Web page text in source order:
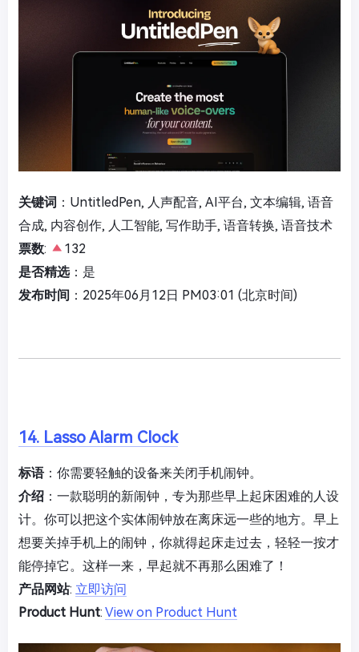
关键词 ：UntitledPen, 人声配音, AI平台, 文本编辑, 语音
合成, 内容创作, 人工智能, 写作助手, 语音转换, 语音技术
票数:
132
是否精选：是
发布时间 ：2025年06月12日 PM03:01 (北京时间)
14. Lasso Alarm Clock
标语：你需要轻触的设备来关闭手机闹钟。
介绍 ：一款聪明的新闹钟，专为那些早上起床困难的人设
计。你可以把这个实体闹钟放在离床远一些的地方。早上
想要关掉手机上的闹钟，你就得起床走过去，轻轻一按才
能停掉它。这样一来，早起就不再那么困难了！
产品网站: 立即访问
Product Hunt: View on Product Hunt